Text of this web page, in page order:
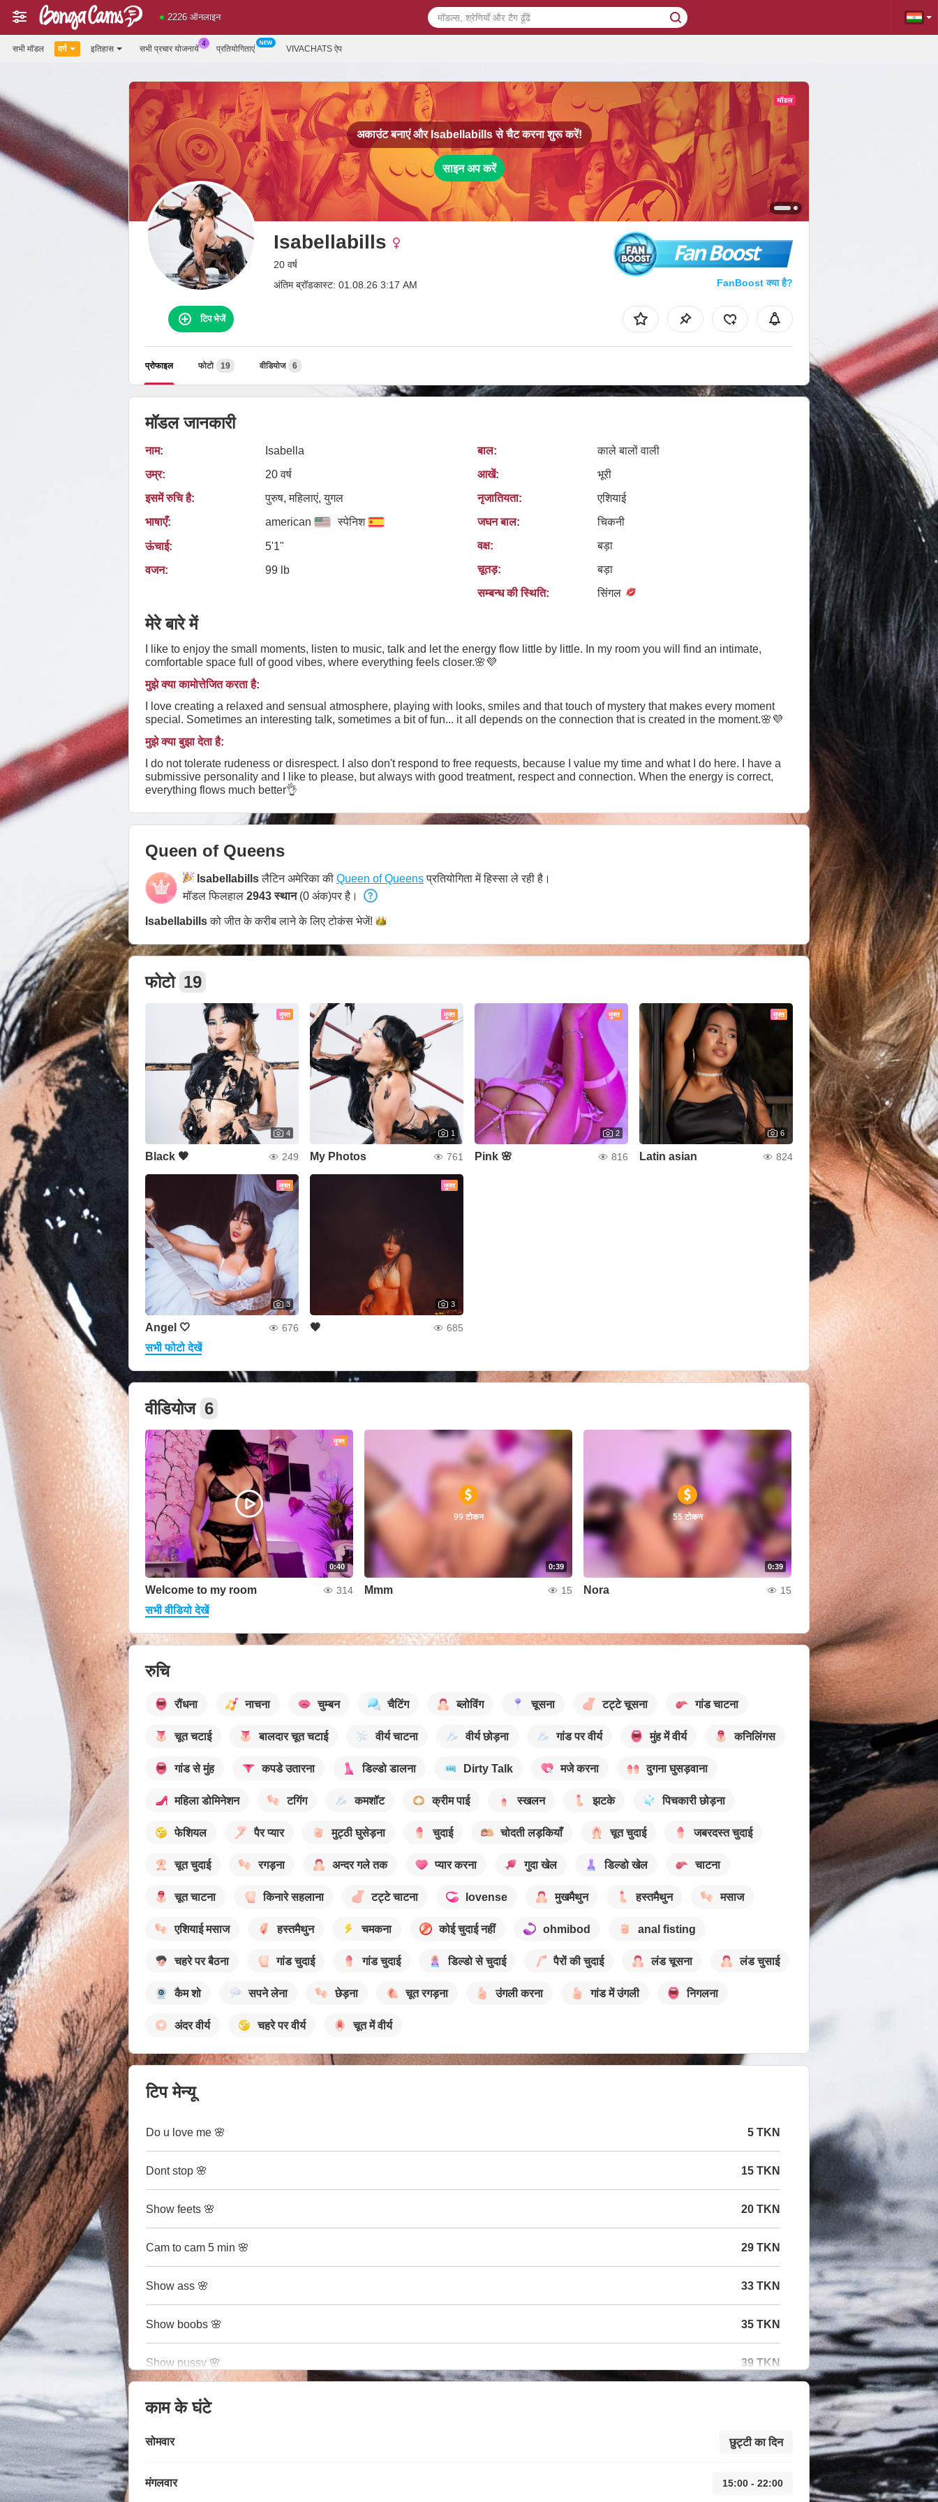
2226 ऑनलाइन
सभी मॉडल वर्ग इतिहास सभी प्रचार योजनायें प्रतियोगिताएं VIVACHATS ऐप
अकाउंट बनाएं और Isabellabillsसे चैट करना शुरू करें!
साइन अप करें
Isabellabills
20 वर्ष
अंतिम ब्रॉडकास्ट: 01.08.26 3:17 AM
Fan Boost
FanBoost क्या है?
टिप भेजें
प्रोफाइल फोटो 19 वीडियोज 6
मॉडल जानकारी
नाम:
Isabella
उम्र:
20 वर्ष
इसमें रुचि है:
पुरुष, महिलाएं, युगल
भाषाएँ:
american स्पेनिश
ऊंचाई:
5'1"
वजन:
99 lb
बाल:
काले बालों वाली
आखें:
भूरी
नृजातियता:
एशियाई
जघन बाल:
चिकनी
वक्ष:
बड़ा
चूतड़:
बड़ा
सम्बन्ध की स्थिति:
सिंगल
मेरे बारे में
I like to enjoy the small moments, listen to music, talk and let the energy flow little by little. In my room you will find an intimate,
comfortable space full of good vibes, where everything feels closer.🌸💜
मुझे क्या कामोत्तेजित करता है:
I love creating a relaxed and sensual atmosphere, playing with looks, smiles and that touch of mystery that makes every moment
special. Sometimes an interesting talk, sometimes a bit of fun... it all depends on the connection that is created in the moment.🌸💜
मुझे क्या बुझा देता है:
I do not tolerate rudeness or disrespect. I also don't respond to free requests, because I value my time and what I do here. I have a
submissive personality and I like to please, but always with good treatment, respect and connection. When the energy is correct,
everything flows much better👌
Queen of Queens
Isabellabillsलैटिन अमेरिका की Queen of Queensप्रतियोगिता में हिस्सा ले रही है।
मॉडल फिलहाल 2943 स्थान(0 अंक)पर है।
Isabellabillsको जीत के करीब लाने के लिए टोकंस भेजें!
फोटो 19
मुफ्त
4
Black 🖤 249
मुफ्त
1
My Photos 761
मुफ्त
2
Pink 🌸 816
मुफ्त
6
Latin asian 824
मुफ्त
3
Angel 🤍 676
मुफ्त
3
🖤 685
सभी फोटो देखें
वीडियोज 6
मुफ्त
0:40
Welcome to my room 314
0:39
99 टोकन
Mmm 15
0:39
55 टोकन
Nora 15
सभी वीडियो देखें
रुचि
रौंधना नाचना चुम्बन चैटिंग ब्लोविंग चूसना टट्टे चूसना गांड चाटना
चूत चटाई बालदार चूत चटाई वीर्य चाटना वीर्य छोड़ना गांड पर वीर्य मुंह में वीर्य कनिलिंगस
गांड से मुंह कपडे उतारना डिल्डो डालना Dirty Talk मजे करना दुगना घुसड़वाना
महिला डोमिनेशन टगिंग कमशॉट क्रीम पाई स्खलन झटके पिचकारी छोड़ना
फेशियल पैर प्यार मुट्ठी घुसेड़ना चुदाई चोदती लड़कियाँ चूत चुदाई जबरदस्त चुदाई
चूत चुदाई रगड़ना अन्दर गले तक प्यार करना गुदा खेल डिल्डो खेल चाटना
चूत चाटना किनारे सहलाना टट्टे चाटना lovense मुखमैथुन हस्तमैथुन मसाज
एशियाई मसाज हस्तमैथुन चमकना कोई चुदाई नहीं ohmibod anal fisting
चहरे पर बैठना गांड चुदाई गांड चुदाई डिल्डो से चुदाई पैरों की चुदाई लंड चूसना लंड चुसाई
कैम शो सपने लेना छेड़ना चूत रगड़ना उंगली करना गांड में उंगली निगलना
अंदर वीर्य चहरे पर वीर्य चूत में वीर्य
टिप मेन्यू
Do u love me 🌸 5 TKN
Dont stop 🌸 15 TKN
Show feets 🌸 20 TKN
Cam to cam 5 min 🌸 29 TKN
Show ass 🌸 33 TKN
Show boobs 🌸 35 TKN
Show pussy 🌸 39 TKN
काम के घंटे
सोमवार छुट्टी का दिन
मंगलवार 15:00 - 22:00